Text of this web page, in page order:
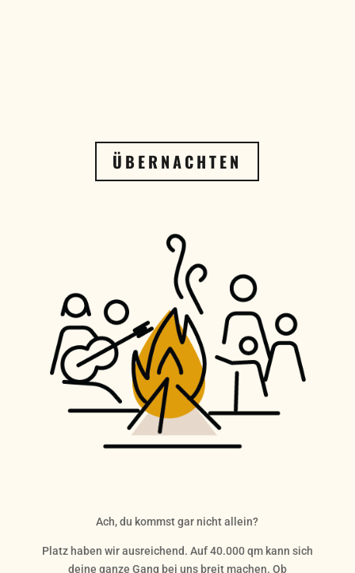
ÜBERNACHTEN
Ach, du kommst gar nicht allein?
Platz haben wir ausreichend. Auf 40.000 qm kann sich
deine ganze Gang bei uns breit machen. Ob